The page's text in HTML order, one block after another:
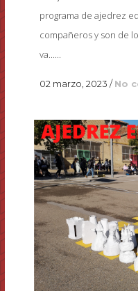
programa de ajedrez
compañeros y son de
va......
02 marzo, 2023 /No